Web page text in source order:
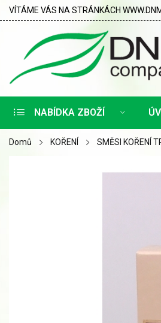
VÍTÁME VÁS NA STRÁNKÁCH
NABÍDKA ZBOŽÍ
Domů KOŘENÍ SMĚSI KOŘENÍ